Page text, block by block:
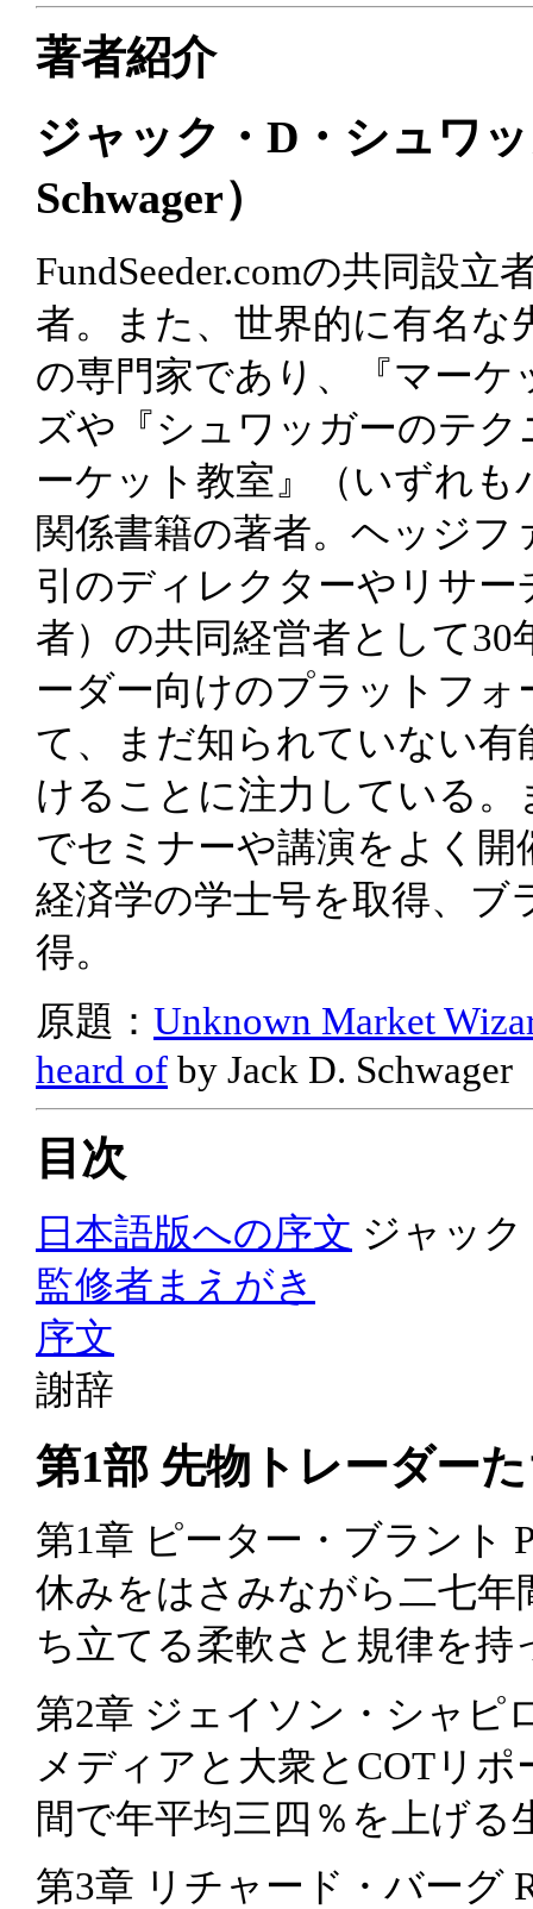
著者紹介
ジャック・D・シュワ
Schwager）
FundSeeder.comの共同設
者。また、世界的に有名な
の専門家であり、『マーケ
ズや『シュワッガーのテ
ーケット教室』（いずれ
関係書籍の著者。ヘッジ
引のディレクターやリサー
者）の共同経営者として
ーダー向けのプラットフォ
て、まだ知られていない
けることに注力している
でセミナーや講演をよく
経済学の学士号を取得、ブ
得。
原題： Unknown Market
heard of by Jack D. Schwager
目次
日本語版への序文 ジャッ
監修者まえがき
序文
謝辞
第1部 先物トレーダー
第1章 ピーター・ブラント
休みをはさみながら二七
ち立てる柔軟さと規律を持
第2章 ジェイソン・シャピ
メディアと大衆とCOTリ
間で年平均三四％を上げ
第3章 リチャード・バーグ